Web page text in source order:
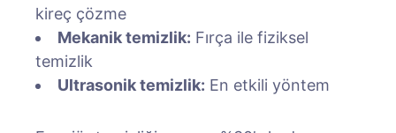
kireç çözme
Mekanik temizlik: Fırça ile fiziksel
temizlik
Ultrasonik temizlik: En etkili yöntem